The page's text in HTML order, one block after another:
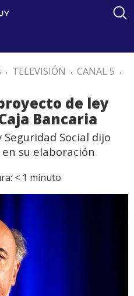
. TELEVISIÓN . CANAL 5 .
de ley
Bancaria
Social dijo
su elaboración
< 1 minuto